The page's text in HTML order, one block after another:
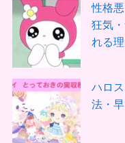
性格
狂気
れる
ハロ
法・